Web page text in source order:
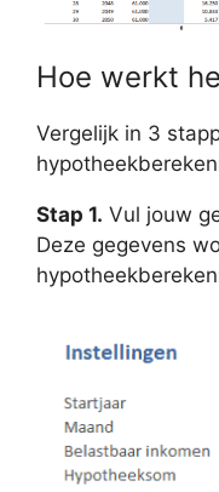
Hoe werkt
Vergelijk in 3
Stap 1. Vul jouw
Deze gegevens